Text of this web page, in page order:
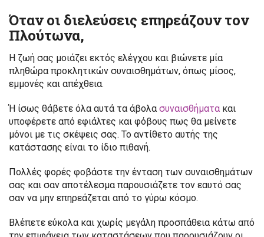
Όταν οι διελεύσεις επηρεάζουν τον
Πλούτωνα,
Η ζωή σας μοιάζει εκτός ελέγχου και βιώνετε μία
πληθώρα προκλητικών συναισθημάτων, όπως μίσος,
εμμονές και απέχθεια.
Ή ίσως θάβετε όλα αυτά τα άβολα συναισθήματα και
υποφέρετε από εφιάλτες και φόβους πως θα μείνετε
μόνοι με τις σκέψεις σας. Το αντίθετο αυτής της
κατάστασης είναι το ίδιο πιθανή.
Πολλές φορές φοβάστε την ένταση των συναισθημάτων
σας και σαν αποτέλεσμα παρουσιάζετε τον εαυτό σας
σαν να μην επηρεάζεται από το γύρω κόσμο.
Βλέπετε εύκολα και χωρίς μεγάλη προσπάθεια κάτω από